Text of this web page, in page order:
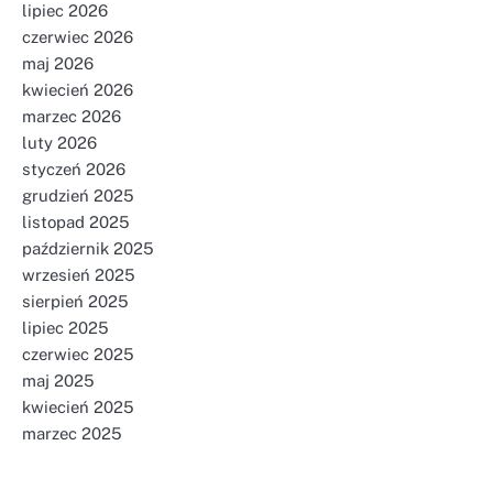
lipiec 2026
czerwiec 2026
maj 2026
kwiecień 2026
marzec 2026
luty 2026
styczeń 2026
grudzień 2025
listopad 2025
październik 2025
wrzesień 2025
sierpień 2025
lipiec 2025
czerwiec 2025
maj 2025
kwiecień 2025
marzec 2025